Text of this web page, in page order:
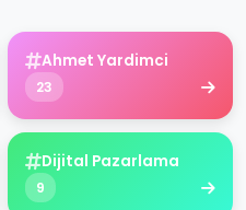
Ahmet Yardimci
23
Dijital Pazarlama
9